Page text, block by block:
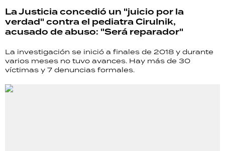
La Justicia concedió un "juicio por la
verdad" contra el pediatra Cirulnik,
acusado de abuso: "Será reparador"
La investigación se inició a finales de 2018 y durante
varios meses no tuvo avances. Hay más de 30
víctimas y 7 denuncias formales.